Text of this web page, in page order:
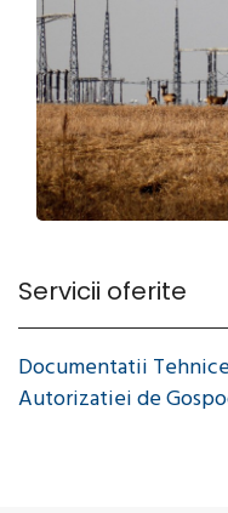
Servicii oferite
Documentatii
Autorizatiei de